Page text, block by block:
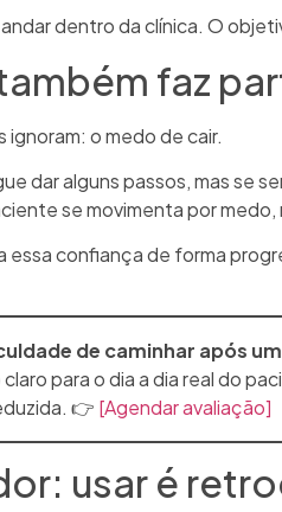
dentro da clínica. O
faz
o medo de cair.
dar alguns passos, mas se
se movimenta por medo,
confiança de forma
de caminhar após um
para o dia a dia real do
👉 [Agendar avaliação]
usar é